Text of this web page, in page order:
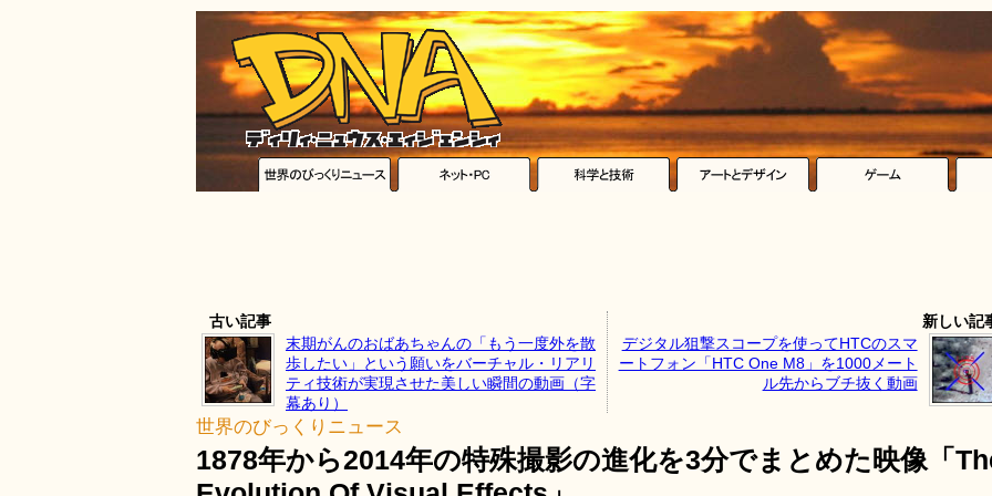
古い記事
末期がんのおばあちゃんの「もう一度外を散
歩したい」という願いをバーチャル・リアリ
ティ技術が実現させた美しい瞬間の動画（字
幕あり）
新しい記
デジタル狙撃スコープを使ってHTCのスマ
ートフォン「HTC One M8」を1000メート
ル先からブチ抜く動画
世界のびっくりニュース
1878年から2014年の特殊撮影の進化を3分でまとめた映像「